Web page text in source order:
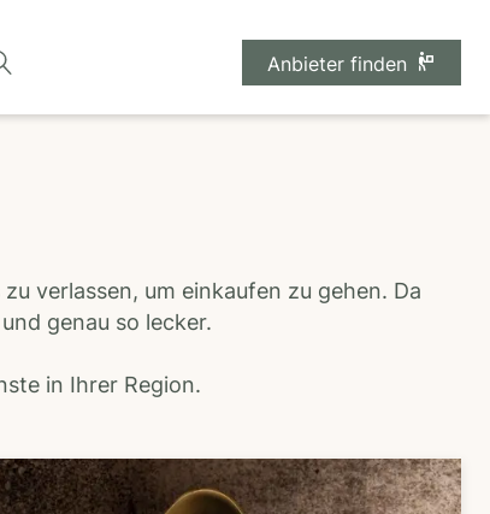
Anbieter finden
verlassen, um einkaufen zu gehen. Da
genau so lecker.
in Ihrer Region.